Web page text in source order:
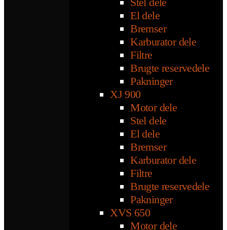
El dele
Bremser
Karburator dele
Filtre
Brugte reservedele
Pakninger
XJ 900
Motor dele
Stel dele
El dele
Bremser
Karburator dele
Filtre
Brugte reservedele
Pakninger
XVS 650
Motor dele